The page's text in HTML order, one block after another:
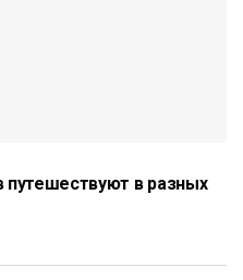
в разных